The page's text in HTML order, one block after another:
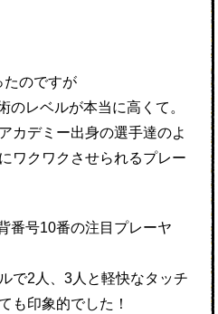
たのですが
のレベルが本当に高くて。
カデミー出身の選手達のよ
ワクワクさせられるプレー
番号10番の注目プレーヤ
で2人、3人と軽快なタッチ
も印象的でした！